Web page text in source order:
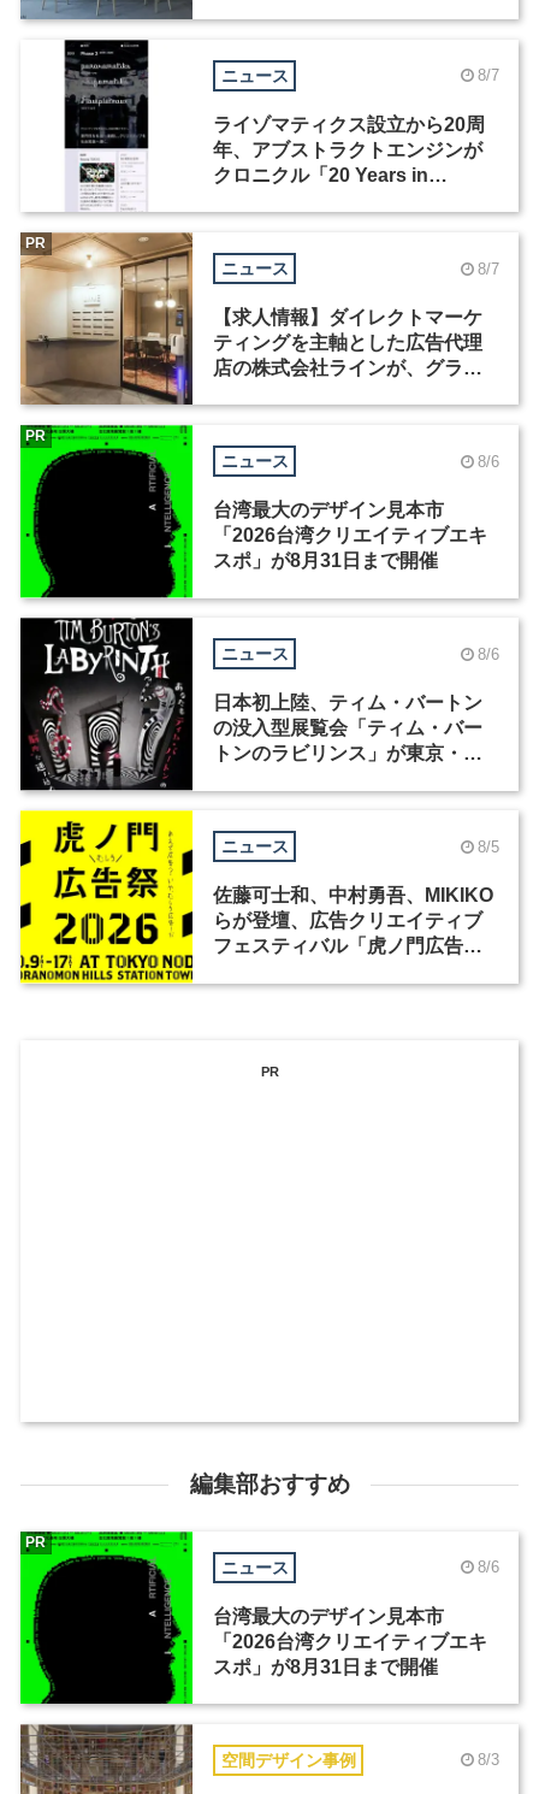
ニュース 8/7
ライゾマティクス設立から20周
年、アブストラクトエンジンが
クロニクル「20 Years in
ニュース 8/7
【求人情報】ダイレクトマーケ
ティングを主軸とした広告代理
店の株式会社ラインが、グラフ
PR
ニュース 8/6
台湾最大のデザイン見本市
「2026台湾クリエイティブエキ
スポ」が8月31日まで開催
PR
ニュース 8/6
日本初上陸、ティム・バートン
の没入型展覧会「ティム・バー
トンのラビリンス」が東京・豊
ニュース 8/5
佐藤可士和、中村勇吾、MIKIKO
らが登壇、広告クリエイティブ
フェスティバル「虎ノ門広告
PR
編集部おすすめ
ニュース 8/6
台湾最大のデザイン見本市
「2026台湾クリエイティブエキ
スポ」が8月31日まで開催
PR
空間デザイン事例 8/3